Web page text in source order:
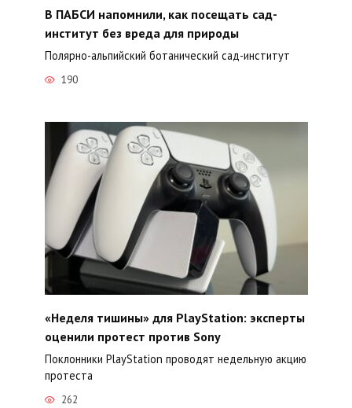
В ПАБСИ напомнили, как посещать сад-
институт без вреда для природы
Полярно-альпийский ботанический сад-институт
190
«Неделя тишины» для PlayStation: эксперты
оценили протест против Sony
Поклонники PlayStation проводят недельную акцию
протеста
262